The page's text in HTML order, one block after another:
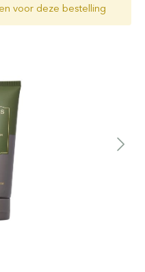
voor deze bestelling